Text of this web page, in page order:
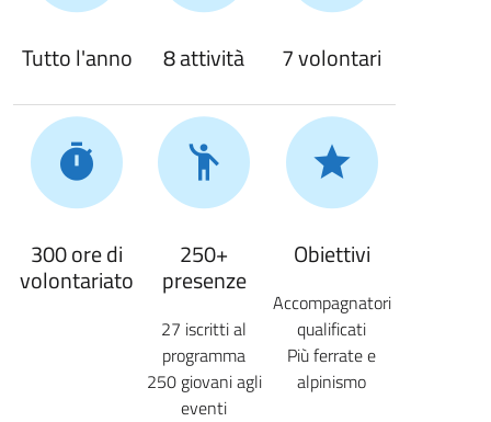
Tutto l'anno 8 attività 7 volontari
300 ore di
volontariato
250+
presenze
27 iscritti al
programma
250 giovani agli
eventi
Obiettivi
Accompagnatori
qualificati
Più ferrate e
alpinismo